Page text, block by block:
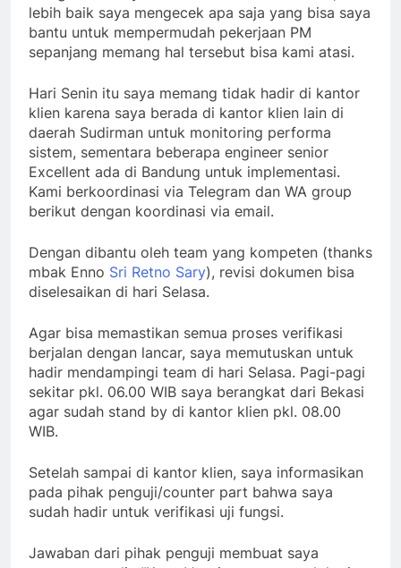
lebih baik saya mengecek apa saja yang bisa saya
bantu untuk mempermudah pekerjaan PM
sepanjang memang hal tersebut bisa kami atasi.
Hari Senin itu saya memang tidak hadir di kantor
klien karena saya berada di kantor klien lain di
daerah Sudirman untuk monitoring performa
sistem, sementara beberapa engineer senior
Excellent ada di Bandung untuk implementasi.
Kami berkoordinasi via Telegram dan WA group
berikut dengan koordinasi via email.
Dengan dibantu oleh team yang kompeten (thanks
mbak Enno Sri Retno Sary), revisi dokumen bisa
diselesaikan di hari Selasa.
Agar bisa memastikan semua proses verifikasi
berjalan dengan lancar, saya memutuskan untuk
hadir mendampingi team di hari Selasa. Pagi-pagi
sekitar pkl. 06.00 WIB saya berangkat dari Bekasi
agar sudah stand by di kantor klien pkl. 08.00
WIB.
Setelah sampai di kantor klien, saya informasikan
pada pihak penguji/counter part bahwa saya
sudah hadir untuk verifikasi uji fungsi.
Jawaban dari pihak penguji membuat saya